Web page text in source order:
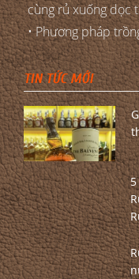
cùng rủ xuống dọc
• Phương pháp
TIN TỨC MỚI